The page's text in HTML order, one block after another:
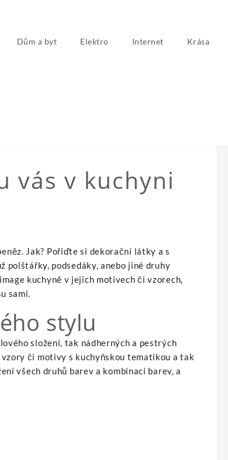
Dům a byt Elektro Internet Krása
vás v kuchyni
Jak? Pořiďte si dekorační látky a s
polštářky, podsedáky, anebo jiné druhy
kuchyně v jejich motivech či vzorech,
sami.
stylu
složení, tak nádherných a pestrých
či motivy s kuchyňskou tematikou a tak
všech druhů barev a kombinací barev, a